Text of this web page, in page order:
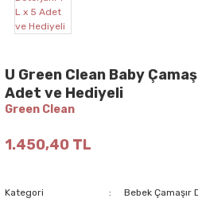
U Green Clean Baby
Adet ve Hediyeli
Green Clean
1.450,40 TL
Kategori
Bebek Çamaşır